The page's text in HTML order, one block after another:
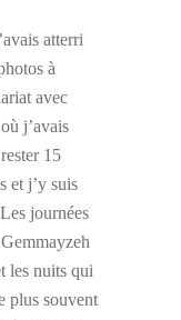
atterri
à
avec
j’avais
15
et j’y suis
journées
les nuits qui
plus souvent